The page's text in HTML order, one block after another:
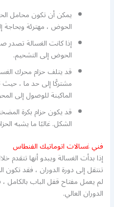
يمكن أن تكون محامل
الحوض ، مهترئة وبحاجة
إذا كانت الغسالة
الحوض إلى التشحيم.
قد يتلف حزام محرك
مشتركًا إلى حد ما ،
الماكينة للوصول إلى
قد يكون حزام بكرة
الشكل. غالبًا ما يشبه
فني غسالات اتوماتيك الفنطاس
إذا بدأت الغسالة ويبدو أنها تتقدم
تنتقل إلى دورة الدوران ، فقد
لم يعمل مفتاح قفل الباب
الدوران العالي.